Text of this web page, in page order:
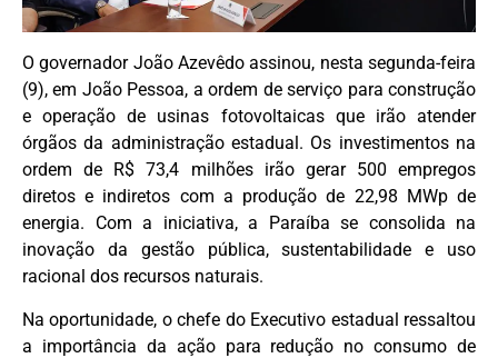
O governador João Azevêdo assinou, nesta segunda-feira
(9), em João Pessoa, a ordem de serviço para construção
e operação de usinas fotovoltaicas que irão atender
órgãos da administração estadual. Os investimentos na
ordem de R$ 73,4 milhões irão gerar 500 empregos
diretos e indiretos com a produção de 22,98 MWp de
energia. Com a iniciativa, a Paraíba se consolida na
inovação da gestão pública, sustentabilidade e uso
racional dos recursos naturais.
Na oportunidade, o chefe do Executivo estadual ressaltou
a importância da ação para redução no consumo de